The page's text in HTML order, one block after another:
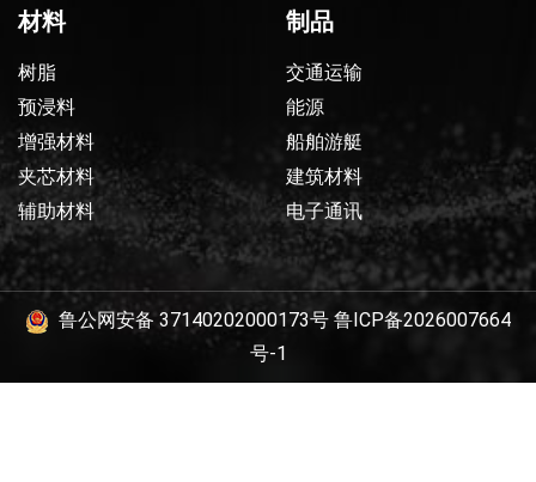
材料
树脂
预浸料
增强材料
夹芯材料
辅助材料
制品
交通运输
能源
船舶游艇
建筑材料
电子通讯
鲁公网安备 37140202000173号 鲁ICP备2026007664
号-1